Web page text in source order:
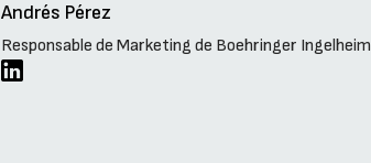
Andrés Pérez
Responsable de Marketing de Boehringer Ingelheim